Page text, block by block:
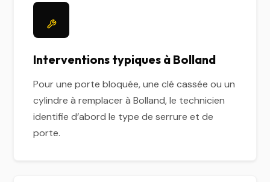
Interventions typiques à Bolland
Pour une porte bloquée, une clé cassée ou un
cylindre à remplacer à Bolland, le technicien
identifie d’abord le type de serrure et de
porte.